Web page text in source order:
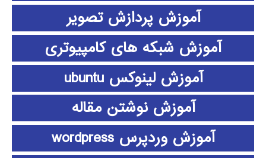
آموزش پردازش تصویر
آموزش شبکه های کامپیوتری
آموزش لینوکس ubuntu
آموزش نوشتن مقاله
آموزش وردپرس wordpress